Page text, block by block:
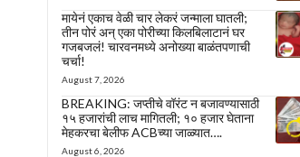
मायेनं एकाच वेळी चार लेकरं जन्माला घातली;
तीन पोरं अन् एका पोरीच्या किलबिलाटानं घर
गजबजलं! चारवनमध्ये अनोख्या बाळंतपणाची
चर्चा!
August 7, 2026
BREAKING: जप्तीचे वॉरंट न बजावण्यासाठी
१५ हजारांची लाच मागितली; १० हजार घेताना
मेहकरचा बेलीफ ACBच्या जाळ्यात….
August 6, 2026